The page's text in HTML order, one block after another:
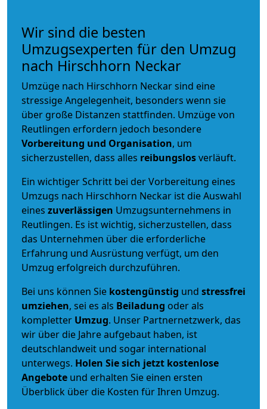
Wir sind die besten
Umzugsexperten für den Umzug
nach Hirschhorn Neckar
Umzüge nach Hirschhorn Neckar sind eine
stressige Angelegenheit, besonders wenn sie
über große Distanzen stattfinden. Umzüge von
Reutlingen erfordern jedoch besondere
Vorbereitung und Organisation, um
sicherzustellen, dass alles reibungslosverläuft.
Ein wichtiger Schritt bei der Vorbereitung eines
Umzugs nach Hirschhorn Neckar ist die Auswahl
eines zuverlässigen Umzugsunternehmens in
Reutlingen. Es ist wichtig, sicherzustellen, dass
das Unternehmen über die erforderliche
Erfahrung und Ausrüstung verfügt, um den
Umzug erfolgreich durchzuführen.
Bei uns können Sie kostengünstig und stressfrei
umziehen, sei es als Beiladung oder als
kompletter Umzug. Unser Partnernetzwerk, das
wir über die Jahre aufgebaut haben, ist
deutschlandweit und sogar international
unterwegs. Holen Sie sich jetzt kostenlose
Angebote und erhalten Sie einen ersten
Überblick über die Kosten für Ihren Umzug.